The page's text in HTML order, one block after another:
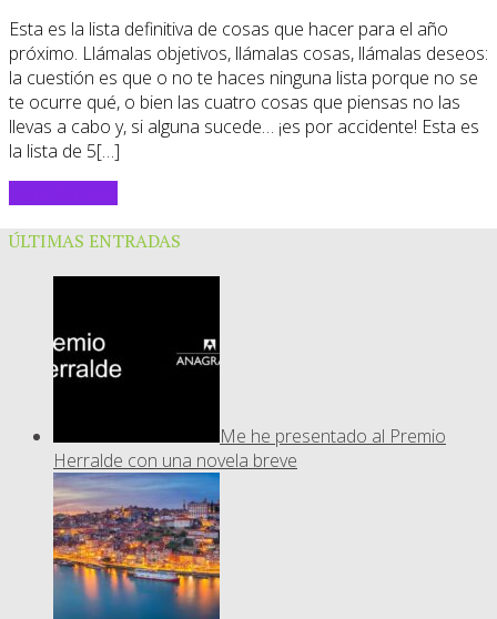
Esta es la lista definitiva de cosas que hacer para el año
próximo. Llámalas objetivos, llámalas cosas, llámalas deseos:
la cuestión es que o no te haces ninguna lista porque no se
te ocurre qué, o bien las cuatro cosas que piensas no las
llevas a cabo y, si alguna sucede… ¡es por accidente! Esta es
la lista de 5[…]
ÚLTIMAS ENTRADAS
Me he presentado al Premio
Herralde con una novela breve